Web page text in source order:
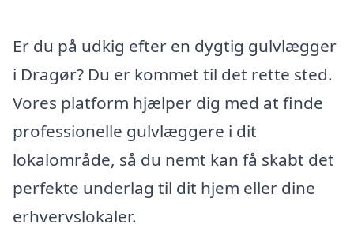
Er du på udkig efter en dygtig gulvlægger
i Dragør? Du er kommet til det rette sted.
Vores platform hjælper dig med at finde
professionelle gulvlæggere i dit
lokalområde, så du nemt kan få skabt det
perfekte underlag til dit hjem eller dine
erhvervslokaler.